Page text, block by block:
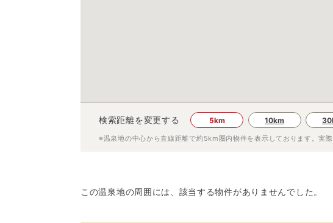
検索距離を変更する 5km 10km
※温泉地の中心から直線距離で約5km 圏内物件を表示しております。実
この温泉地の周囲には、該当する物件がありませんでした。